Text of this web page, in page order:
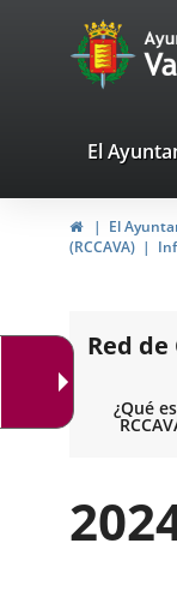
Portal
Web
de
El
InicioEl
(RCCAVA)
Red
¿Qué